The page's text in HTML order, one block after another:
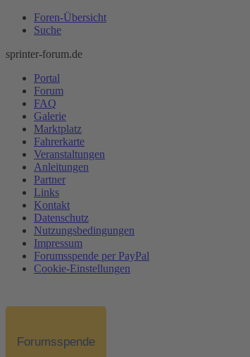
Foren-Übersicht
Suche
sprinter-forum.de
Portal
Forum
FAQ
Galerie
Marktplatz
Fahrerkarte
Veranstaltungen
Anleitungen
Partner
Links
Kontakt
Datenschutz
Nutzungsbedingungen
Impressum
Forumsspende per PayPal
Cookie-Einstellungen
Forumsspende